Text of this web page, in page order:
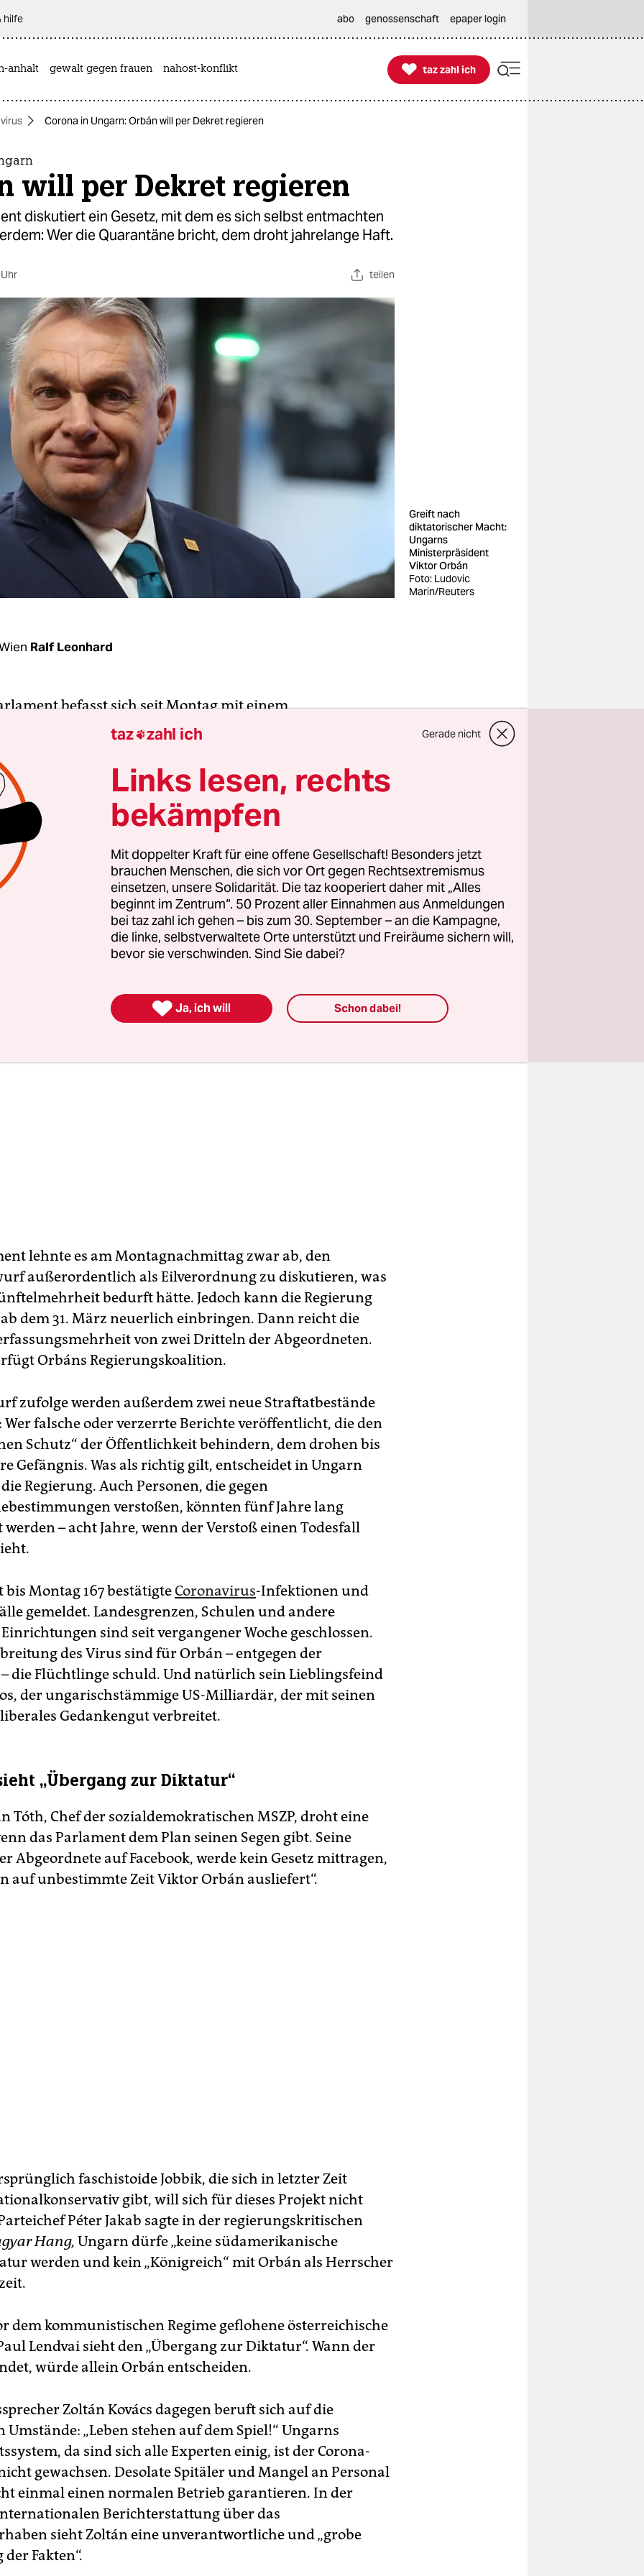
hilfe abo genossenschaft epaper login
anhalt gewalt gegen frauen nahost-konflikt 
taz zahl ich
taz zahl ich
Corona in Ungarn: Orbán will per Dekret regieren
will per Dekret regieren
diskutiert ein Gesetz, mit dem es sich selbst entmachten
Wer die Quarantäne bricht, dem droht jahrelange Haft.
teilen
Greift nach
diktatorischer Macht:
Ungarns
Ministerpräsident
Viktor Orbán
Foto: Ludovic
Marin/Reuters
Ralf Leonhard
befasst sich seit Montag mit einem
das Premierminister Viktor Orbán fast
Vollmachten übertragen würde
Judit Varga lancierte Entwurf sieht vor, dass sich das
entmachtet, denn im Krisenfall könnte die Regierung
Zeit in Urlaub schicken.
des Premiers müssten dem Parlamentspräsidenten nur
werden. Via Verordnung, so der Plan, könnte die
dann „die Anwendung einzelner Gesetze suspendieren, von
Bestimmungen abweichen und sonstige
Maßnahmen treffen“. Mit anderen Worten: Alle
lehnte es am Montagnachmittag zwar ab, den
außerordentlich als Eilverordnung zu diskutieren, was
bedurft hätte. Jedoch kann die Regierung
dem 31. März neuerlich einbringen. Dann reicht die
von zwei Dritteln der Abgeordneten.
Orbáns Regierungskoalition.
zufolge werden außerdem zwei neue Straftatbestände
falsche oder verzerrte Berichte veröffentlicht, die den
Schutz“ der Öffentlichkeit behindern, dem drohen bis
Gefängnis. Was als richtig gilt, entscheidet in Ungarn
Regierung. Auch Personen, die gegen
verstoßen, könnten fünf Jahre lang
– acht Jahre, wenn der Verstoß einen Todesfall
Montag 167 bestätigteCoronavirus-Infektionen und
gemeldet. Landesgrenzen, Schulen und andere
sind seit vergangener Woche geschlossen.
des Virus sind für Orbán – entgegen der
– die Flüchtlinge schuld. Und natürlich sein Lieblingsfeind
der ungarischstämmige US-Milliardär, der mit seinen
Gedankengut verbreitet.
„Übergang zur Diktatur“
Tóth, Chef der sozialdemokratischen MSZP, droht eine
das Parlament dem Plan seinen Segen gibt. Seine
Abgeordnete auf Facebook, werde kein Gesetz mittragen,
auf unbestimmte Zeit Viktor Orbán ausliefert“.
faschistoide Jobbik, die sich in letzter Zeit
gibt, will sich für dieses Projekt nicht
Péter Jakab sagte in der regierungskritischen
Hang, Ungarn dürfe „keine südamerikanische
werden und kein „Königreich“ mit Orbán als Herrscher
dem kommunistischen Regime geflohene österreichische
Lendvai sieht den „Übergang zur Diktatur“. Wann der
würde allein Orbán entscheiden.
Zoltán Kovács dagegen beruft sich auf die
Umstände: „Leben stehen auf dem Spiel!“ Ungarns
da sind sich alle Experten einig, ist der Corona-
gewachsen. Desolate Spitäler und Mangel an Personal
einmal einen normalen Betrieb garantieren. In der
Berichterstattung über das
sieht Zoltán eine unverantwortliche und „grobe
Fakten“.
taz zahl ich Gerade nicht
Links lesen, rechts
bekämpfen
Mit doppelter Kraft für eine offene Gesellschaft! Besonders jetzt
brauchen Menschen, die sich vor Ort gegen Rechtsextremismus
einsetzen, unsere Solidarität. Die taz kooperiert daher mit „Alles
beginnt im Zentrum“. 50 Prozent aller Einnahmen aus Anmeldungen
bei taz zahl ich gehen – bis zum 30. September – an die Kampagne,
die linke, selbstverwaltete Orte unterstützt und Freiräume sichern will,
bevor sie verschwinden. Sind Sie dabei?
 Ja, ich will Schon dabei!